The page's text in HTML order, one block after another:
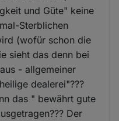
und Güte" keine
Sterblichen
(wofür schon die
sieht das denn bei
- allgemeiner
dealerei"???
das " bewährt gute
Der